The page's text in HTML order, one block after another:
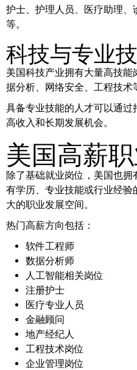
护士、护理人员、医疗助理、
等。
科技与专业
美国科技产业拥有大量高技
据分析、网络安全、工程技术
具备专业技能的人才可以通
高收入和长期发展机会。
美国高薪
除了基础就业岗位，美国也
有学历、专业技能或行业经
大的职业发展空间。
热门高薪方向包括：
软件工程师
数据分析师
人工智能相关岗位
注册护士
医疗专业人员
金融顾问
地产经纪人
工程技术岗位
企业管理岗位